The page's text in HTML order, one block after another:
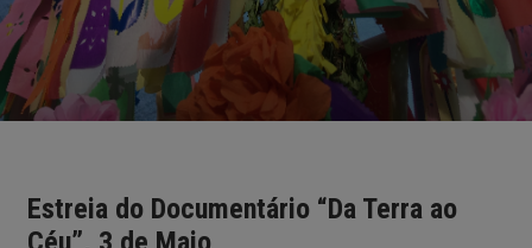
Estreia do Documentário “Da Terra ao